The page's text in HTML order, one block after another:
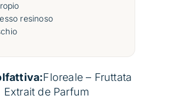
resinoso
Floreale – Fruttata
Extrait de Parfum